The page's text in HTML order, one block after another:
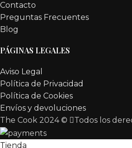
Contacto
Preguntas Frecuentes
Blog
PÁGINAS LEGALES
Aviso Legal
Política de Privacidad
Política de Cookies
Envíos y devoluciones
The Cook 2024 ©
Todos los
Tienda